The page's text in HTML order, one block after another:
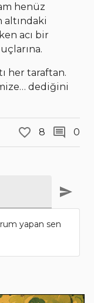
henüz
altındaki
acı bir
her taraftan.
dediğini
8 0
yapan sen